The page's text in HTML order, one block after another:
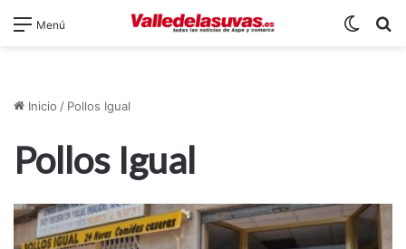
Menú
Inicio / Pollos Igual
Pollos Igual